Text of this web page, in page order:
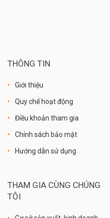
THÔNG TIN
Giới thiệu
Quy chế hoạt động
Điều khoản tham gia
Chính sách bảo mật
Hướng dẫn sử dụng
THAM GIA CÙNG CHÚNG
TÔI